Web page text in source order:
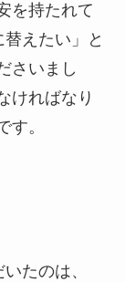
を持たれて
えたい」と
さいまし
ければなり
す。
たのは、